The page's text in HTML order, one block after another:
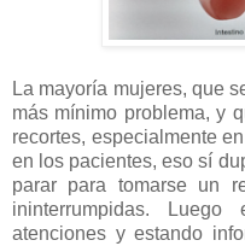
La mayoría mujeres, que
más mínimo problema, y
recortes, especialmente
en los pacientes, eso sí
parar para tomarse un
ininterrumpidas.
atenciones y estando